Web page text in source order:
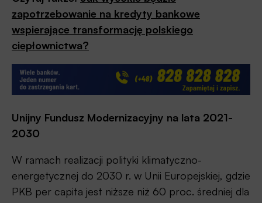
zapotrzebowanie na kredyty bankowe
wspierające transformację polskiego
ciepłownictwa?
Unijny Fundusz Modernizacyjny na lata 2021-
2030
W ramach realizacji polityki klimatyczno-
energetycznej do 2030 r. w Unii Europejskiej, gdzie
PKB per capita jest niższe niż 60 proc. średniej dla